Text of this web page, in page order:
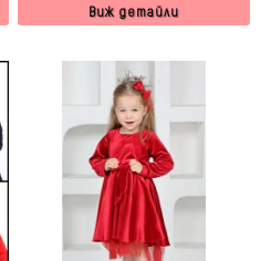
Виж детайли